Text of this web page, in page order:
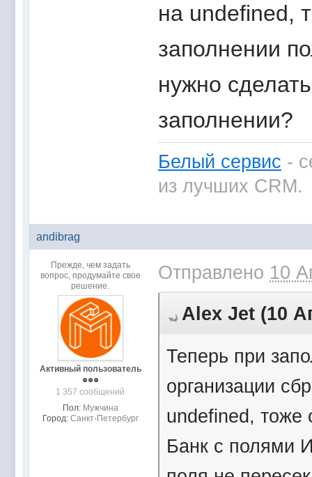
на undefined,
заполнении
нужно
заполнении?
Белый сервис -
из лучших CRM.
andibrag
Прежде, чем задать
вопрос, продумайте свое
решение.
Активный пользователь
1 357 сообщений
Пол: Мужчина
Город: Санкт-Петербург
Отправлено 10
Аlex Jet (10
Теперь при
организации
undefined, тоже
Банк с полями